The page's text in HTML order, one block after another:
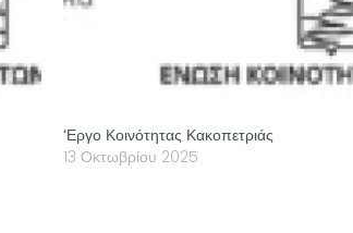
‘Εργο Κοινότητας Κακοπετριάς
13 Οκτωβρίου 2025